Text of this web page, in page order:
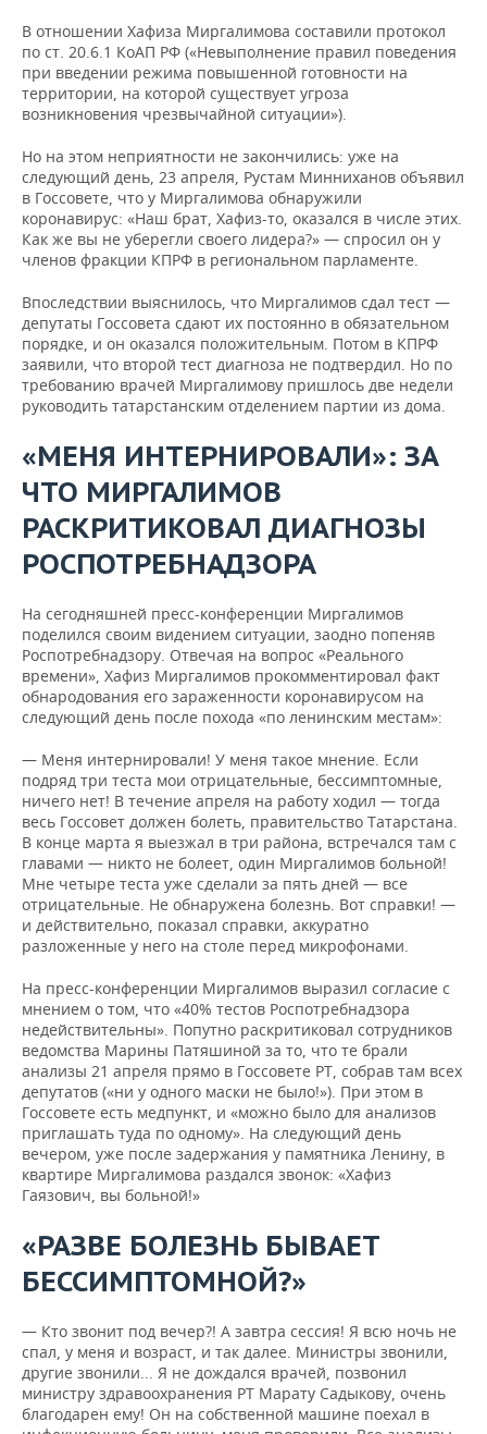
В отношении Хафиза Миргалимова составили протокол
по ст. 20.6.1 КоАП РФ («Невыполнение правил поведения
при введении режима повышенной готовности на
территории, на которой существует угроза
возникновения чрезвычайной ситуации»).
Но на этом неприятности не закончились: уже на
следующий день, 23 апреля, Рустам Минниханов объявил
в Госсовете, что у Миргалимова обнаружили
коронавирус: «Наш брат, Хафиз-то, оказался в числе этих.
Как же вы не уберегли своего лидера?» — спросил он у
членов фракции КПРФ в региональном парламенте.
Впоследствии выяснилось, что Миргалимов сдал тест —
депутаты Госсовета сдают их постоянно в обязательном
порядке, и он оказался положительным. Потом в КПРФ
заявили, что второй тест диагноза не подтвердил. Но по
требованию врачей Миргалимову пришлось две недели
руководить татарстанским отделением партии из дома.
«МЕНЯ ИНТЕРНИРОВАЛИ»: ЗА
ЧТО МИРГАЛИМОВ
РАСКРИТИКОВАЛ ДИАГНОЗЫ
РОСПОТРЕБНАДЗОРА
На сегодняшней пресс-конференции Миргалимов
поделился своим видением ситуации, заодно попеняв
Роспотребнадзору. Отвечая на вопрос «Реального
времени», Хафиз Миргалимов прокомментировал факт
обнародования его зараженности коронавирусом на
следующий день после похода «по ленинским местам»:
— Меня интернировали! У меня такое мнение. Если
подряд три теста мои отрицательные, бессимптомные,
ничего нет! В течение апреля на работу ходил — тогда
весь Госсовет должен болеть, правительство Татарстана.
В конце марта я выезжал в три района, встречался там с
главами — никто не болеет, один Миргалимов больной!
Мне четыре теста уже сделали за пять дней — все
отрицательные. Не обнаружена болезнь. Вот справки! —
и действительно, показал справки, аккуратно
разложенные у него на столе перед микрофонами.
На пресс-конференции Миргалимов выразил согласие с
мнением о том, что «40% тестов Роспотребнадзора
недействительны». Попутно раскритиковал сотрудников
ведомства Марины Патяшиной за то, что те брали
анализы 21 апреля прямо в Госсовете РТ, собрав там всех
депутатов («ни у одного маски не было!»). При этом в
Госсовете есть медпункт, и «можно было для анализов
приглашать туда по одному». На следующий день
вечером, уже после задержания у памятника Ленину, в
квартире Миргалимова раздался звонок: «Хафиз
Гаязович, вы больной!»
«РАЗВЕ БОЛЕЗНЬ БЫВАЕТ
БЕССИМПТОМНОЙ?»
— Кто звонит под вечер?! А завтра сессия! Я всю ночь не
спал, у меня и возраст, и так далее. Министры звонили,
другие звонили... Я не дождался врачей, позвонил
министру здравоохранения РТ Марату Садыкову, очень
благодарен ему! Он на собственной машине поехал в